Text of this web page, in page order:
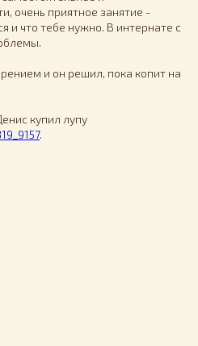
очень приятное занятие -
и что тебе нужно. В интернате с
и он решил, пока копит на
купил лупу
.